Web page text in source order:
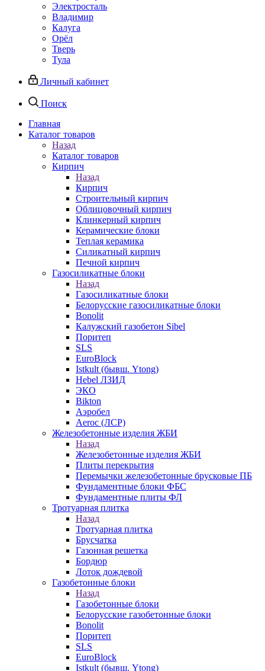
Электросталь
Владимир
Калуга
Орёл
Тверь
Тула
Личный кабинет
Поиск
Главная
Каталог товаров
Назад
Каталог товаров
Кирпич
Назад
Кирпич
Строительный кирпич
Облицовочный кирпич
Клинкерный кирпич
Керамические блоки
Теплая керамика
Силикатный кирпич
Печной кирпич
Газосиликатные блоки
Назад
Газосиликатные блоки
Белорусские газосиликатные блоки
Bonolit
Калужский газобетон Sibel
Поритеп
SLS
EuroBlock
Istkult (бывш. Ytong)
Hebel ЛЗИД
ЭКО
Bikton
Аэробел
Aeroc (ЛСР)
Железобетонные изделия ЖБИ
Назад
Железобетонные изделия ЖБИ
Плиты перекрытия
Перемычки железобетонные брусковые ПБ
Фундаментные блоки ФБС
Фундаментные плиты ФЛ
Тротуарная плитка
Назад
Тротуарная плитка
Брусчатка
Газонная решетка
Бордюр
Лоток дождевой
Газобетонные блоки
Назад
Газобетонные блоки
Белорусские газобетонные блоки
Bonolit
Поритеп
SLS
EuroBlock
Istkult (бывш. Ytong)